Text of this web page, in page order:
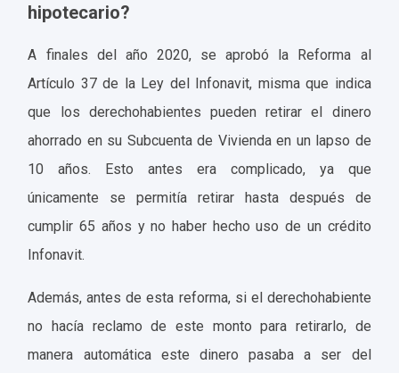
hipotecario?
A finales del año 2020, se aprobó la Reforma al
Artículo 37 de la Ley del Infonavit, misma que indica
que los derechohabientes pueden retirar el dinero
ahorrado en su Subcuenta de Vivienda en un lapso de
10 años. Esto antes era complicado, ya que
únicamente se permitía retirar hasta después de
cumplir 65 años y no haber hecho uso de un crédito
Infonavit.
Además, antes de esta reforma, si el derechohabiente
no hacía reclamo de este monto para retirarlo, de
manera automática este dinero pasaba a ser del